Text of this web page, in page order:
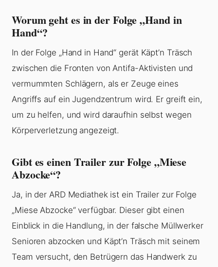
Worum geht es in der Folge „Hand in
Hand“?
In der Folge „Hand in Hand“ gerät Käpt’n Träsch
zwischen die Fronten von Antifa-Aktivisten und
vermummten Schlägern, als er Zeuge eines
Angriffs auf ein Jugendzentrum wird. Er greift ein,
um zu helfen, und wird daraufhin selbst wegen
Körperverletzung angezeigt.
Gibt es einen Trailer zur Folge „Miese
Abzocke“?
Ja, in der ARD Mediathek ist ein Trailer zur Folge
„Miese Abzocke“ verfügbar. Dieser gibt einen
Einblick in die Handlung, in der falsche Müllwerker
Senioren abzocken und Käpt’n Träsch mit seinem
Team versucht, den Betrügern das Handwerk zu